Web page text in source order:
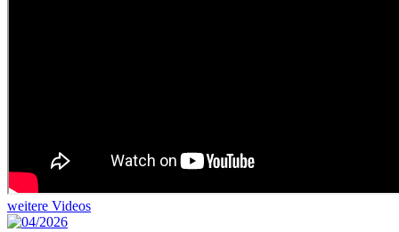
weitere Videos